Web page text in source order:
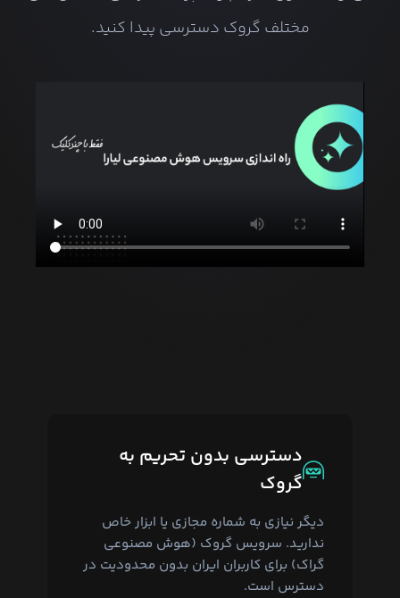
مختلف گروک دسترسی پیدا کنید.
دسترسی بدون تحریم به
گروک
دیگر نیازی به شماره مجازی یا ابزار خاص
ندارید. سرویس گروک (هوش مصنوعی
گراک) برای کاربران ایران بدون محدودیت در
دسترس است.